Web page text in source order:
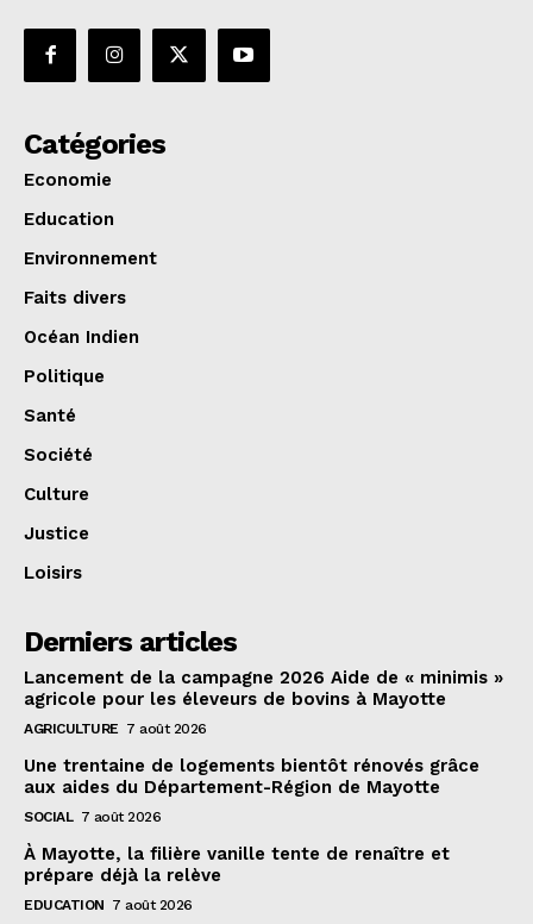
Catégories
Economie
Education
Environnement
Faits divers
Océan Indien
Politique
Santé
Société
Culture
Justice
Loisirs
Derniers articles
Lancement de la campagne 2026 Aide de « minimis »
agricole pour les éleveurs de bovins à Mayotte
AGRICULTURE 7 août 2026
Une trentaine de logements bientôt rénovés grâce
aux aides du Département-Région de Mayotte
SOCIAL 7 août 2026
À Mayotte, la filière vanille tente de renaître et
prépare déjà la relève
EDUCATION 7 août 2026